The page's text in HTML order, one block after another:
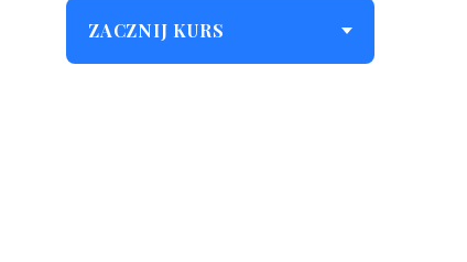
ZACZNIJ KURS